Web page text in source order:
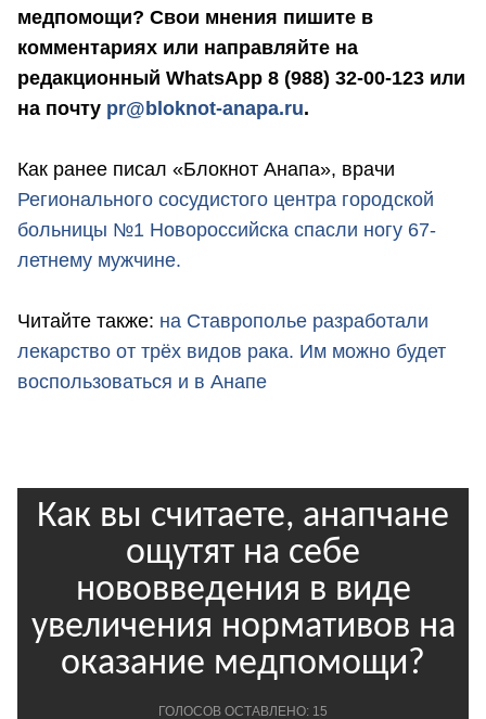
медпомощи? Свои мнения пишите в
комментариях или направляйте на
редакционный WhatsApp 8 (988) 32-00-123 или
на почту pr@bloknot-anapa.ru.
Как ранее писал «Блокнот Анапа», врачи
Регионального сосудистого центра городской
больницы №1 Новороссийска спасли ногу 67-
летнему мужчине.
Читайте также: на Ставрополье разработали
лекарство от трёх видов рака. Им можно будет
воспользоваться и в Анапе